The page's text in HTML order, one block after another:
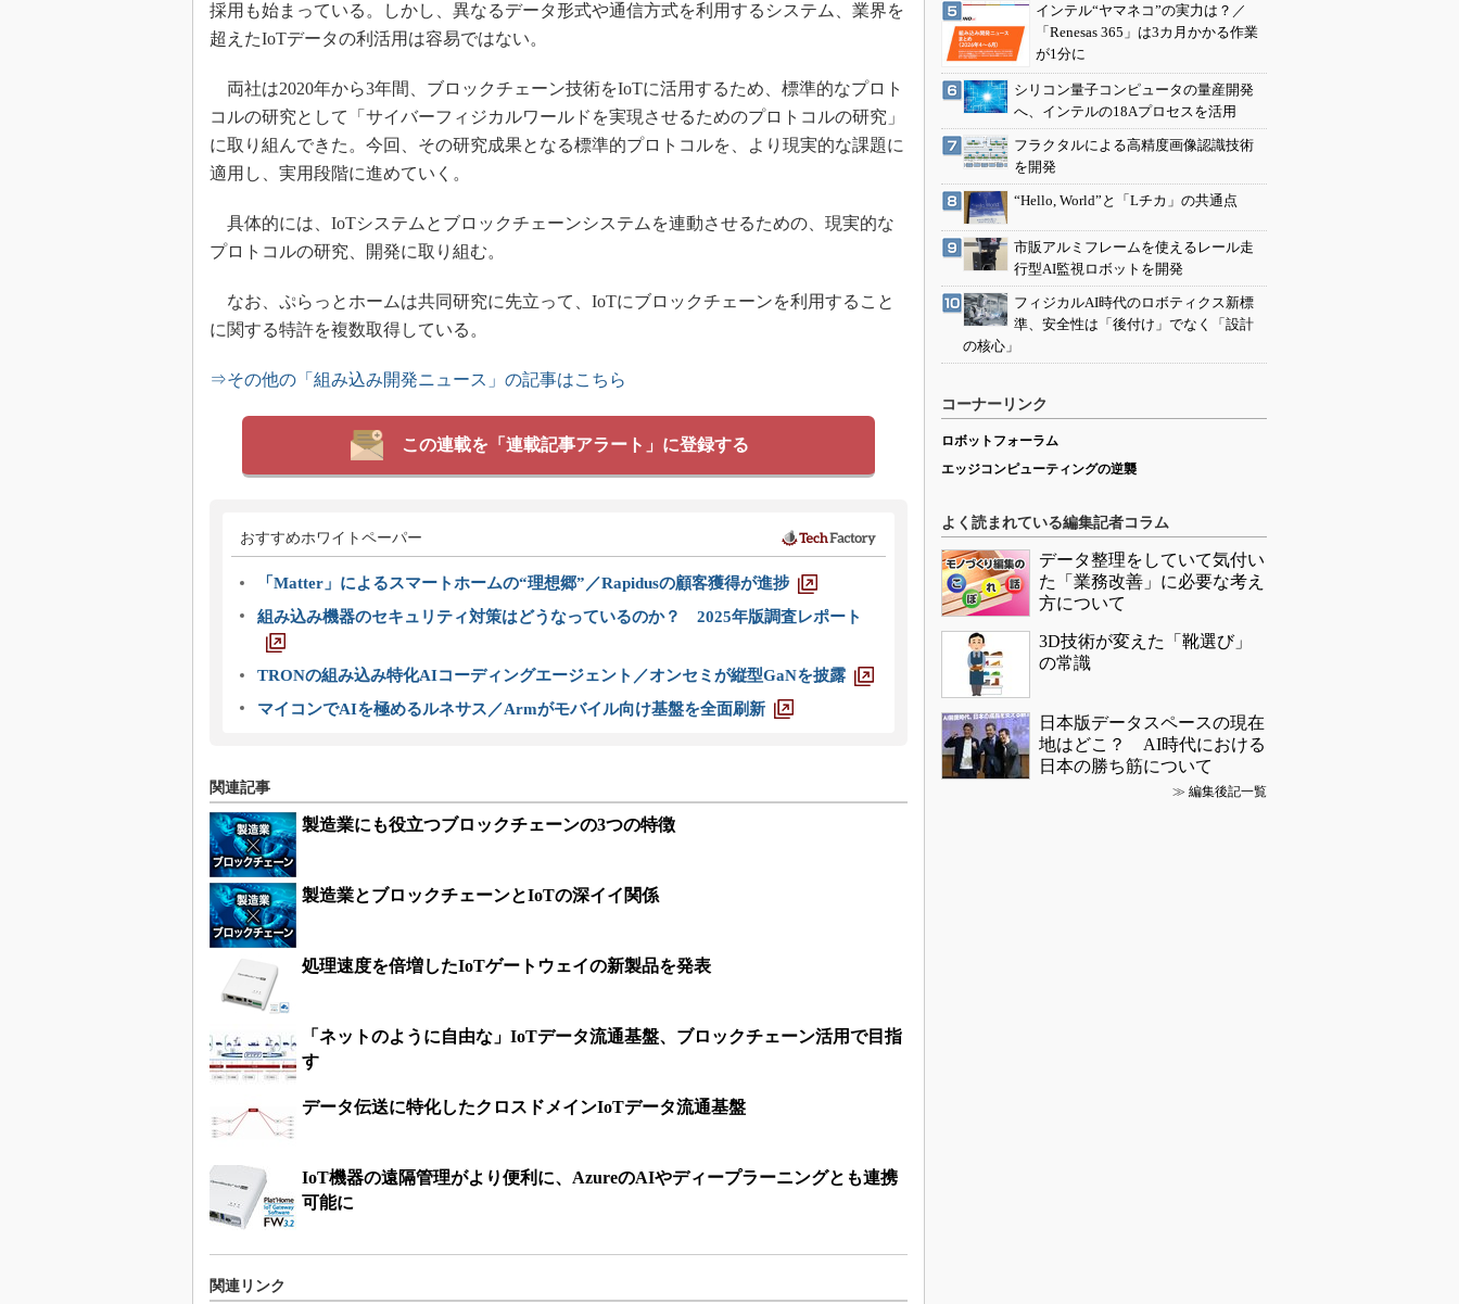
イノベーション
メイドインジャパン
植物工場
知財マネジメント
グローバル設計・開発
新型コロナへの対応
採用も始まっている。しかし、異なるデータ形式や通信方式を利用するシステム、業界を
超えたIoTデータの利活用は容易ではない。
両社は2020年から3年間、ブロックチェーン技術をIoTに活用するため、標準的なプロト
コルの研究として「サイバーフィジカルワールドを実現させるためのプロトコルの研究」
に取り組んできた。今回、その研究成果となる標準的プロトコルを、より現実的な課題に
適用し、実用段階に進めていく。
具体的には、IoTシステムとブロックチェーンシステムを連動させるための、現実的な
プロトコルの研究、開発に取り組む。
なお、ぷらっとホームは共同研究に先立って、IoTにブロックチェーンを利用すること
に関する特許を複数取得している。
⇒その他の「組み込み開発ニュース」の記事はこちら
この連載を「連載記事アラート」に登録する
おすすめホワイトペーパー
「Matter」によるスマートホームの“理想郷”／Rapidusの顧客獲得が進捗
組み込み機器のセキュリティ対策はどうなっているのか？ 2025年版調査レポート
TRONの組み込み特化AIコーディングエージェント／オンセミが縦型GaNを披露
マイコンでAIを極めるルネサス／Armがモバイル向け基盤を全面刷新
関連記事
製造業にも役立つブロックチェーンの3つの特徴
製造業とブロックチェーンとIoTの深イイ関係
処理速度を倍増したIoTゲートウェイの新製品を発表
「ネットのように自由な」IoTデータ流通基盤、ブロックチェーン活用で目指
す
データ伝送に特化したクロスドメインIoTデータ流通基盤
IoT機器の遠隔管理がより便利に、AzureのAIやディープラーニングとも連携
可能に
関連リンク
インテル“ヤマネコ”の実力は？／
「Renesas 365」は3カ月かかる作業
が1分に
シリコン量子コンピュータの量産開発
へ、インテルの18Aプロセスを活用
フラクタルによる高精度画像認識技術
を開発
“Hello, World”と「Lチカ」の共通点
市販アルミフレームを使えるレール走
行型AI監視ロボットを開発
フィジカルAI時代のロボティクス新標
準、安全性は「後付け」でなく「設計
の核心」
コーナーリンク
ロボットフォーラム
エッジコンピューティングの逆襲
よく読まれている編集記者コラム
データ整理をしていて気付い
た「業務改善」に必要な考え
方について
3D技術が変えた「靴選び」
の常識
日本版データスペースの現在
地はどこ？ AI時代における
日本の勝ち筋について
≫ 編集後記一覧